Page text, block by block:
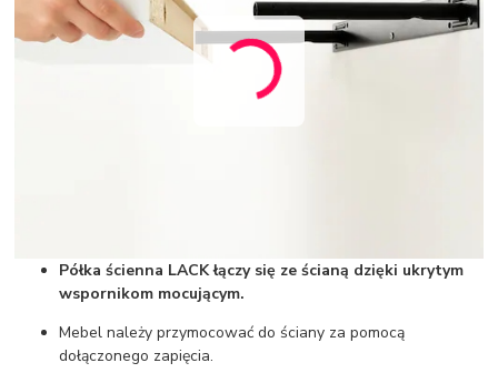
Półka ścienna LACK łączy się ze ścianą dzięki ukrytym
wspornikom mocującym.
Mebel należy przymocować do ściany za pomocą
dołączonego zapięcia.